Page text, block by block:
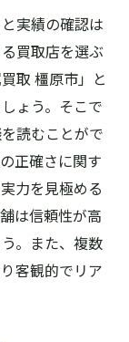
実績の確認は
買取店を選ぶ
取 橿原市」と
ょう。そこで
読むことがで
正確さに関す
力を見極める
は信頼性が高
。また、複数
客観的でリア